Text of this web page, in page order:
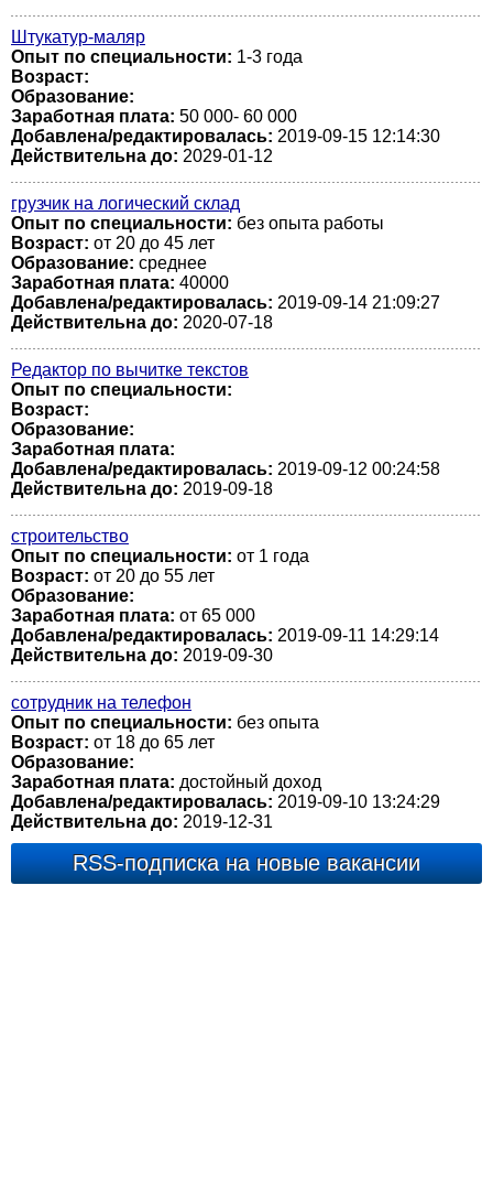
Штукатур-маляр
Опыт по специальности: 1-3 года
Возраст:
Образование:
Заработная плата: 50 000- 60 000
Добавлена/редактировалась: 2019-09-15 12:14:30
Действительна до: 2029-01-12
грузчик на логический склад
Опыт по специальности: без опыта работы
Возраст: от 20 до 45 лет
Образование: среднее
Заработная плата: 40000
Добавлена/редактировалась: 2019-09-14 21:09:27
Действительна до: 2020-07-18
Редактор по вычитке текстов
Опыт по специальности:
Возраст:
Образование:
Заработная плата:
Добавлена/редактировалась: 2019-09-12 00:24:58
Действительна до: 2019-09-18
строительство
Опыт по специальности: от 1 года
Возраст: от 20 до 55 лет
Образование:
Заработная плата: от 65 000
Добавлена/редактировалась: 2019-09-11 14:29:14
Действительна до: 2019-09-30
сотрудник на телефон
Опыт по специальности: без опыта
Возраст: от 18 до 65 лет
Образование:
Заработная плата: достойный доход
Добавлена/редактировалась: 2019-09-10 13:24:29
Действительна до: 2019-12-31
RSS-подписка на новые вакансии